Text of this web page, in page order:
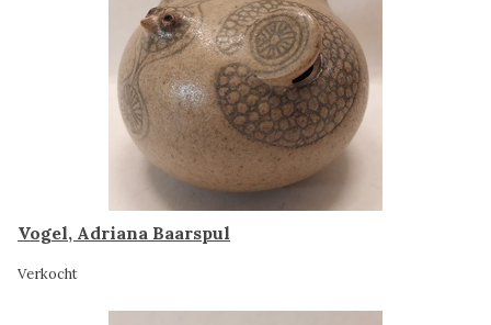
Vogel, Adriana Baarspul
Verkocht